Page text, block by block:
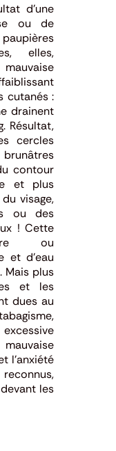
d’une
ou de
elles,
cutanés :
drainent
Résultat,
cercles
contour
et plus
visage,
ou des
! Cette
ou
et d’eau
Mais plus
et les
dues au
l’anxiété
les